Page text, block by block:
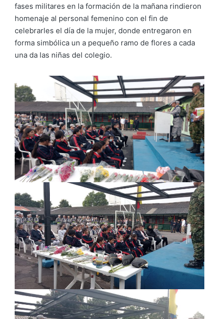
fases militares en la formación de la mañana rindieron
homenaje al personal femenino con el fin de
celebrarles el día de la mujer, donde entregaron en
forma simbólica un a pequeño ramo de flores a cada
una da las niñas del colegio.